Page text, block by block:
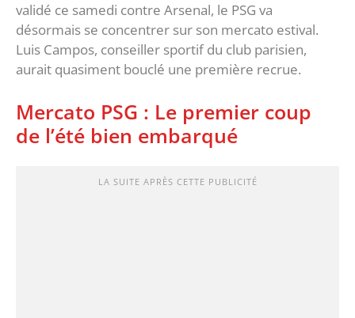
validé ce samedi contre Arsenal, le PSG va
désormais se concentrer sur son mercato estival.
Luis Campos, conseiller sportif du club parisien,
aurait quasiment bouclé une première recrue.
Mercato PSG : Le premier coup
de l’été bien embarqué
LA SUITE APRÈS CETTE PUBLICITÉ